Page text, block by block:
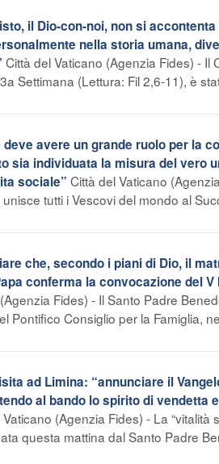
il Dio-con-noi, non si
nella storia umana,
Città del Vaticano (Agenzia Fides) - Il
Settimana (Lettura: Fil 2,6-11), è
avere un grande ruolo per la
sia individuata la misura del vero
sociale” Città del Vaticano
tutti i Vescovi del mondo al
che, secondo i piani di Dio, il
conferma la convocazione del V
Fides) - Il Santo Padre
Pontifico Consiglio per la Famiglia,
ad Limina: “annunciare il
al bando lo spirito di vendetta
(Agenzia Fides) - La “vitalità
questa mattina dal Santo Padre